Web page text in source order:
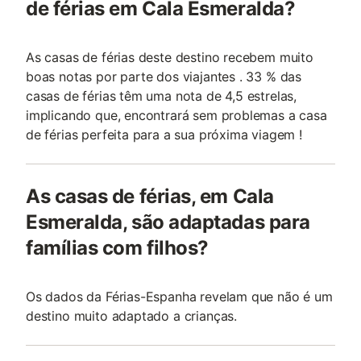
de férias em Cala Esmeralda?
As casas de férias deste destino recebem muito
boas notas por parte dos viajantes . 33 % das
casas de férias têm uma nota de 4,5 estrelas,
implicando que, encontrará sem problemas a casa
de férias perfeita para a sua próxima viagem !
As casas de férias, em Cala
Esmeralda, são adaptadas para
famílias com filhos?
Os dados da Férias-Espanha revelam que não é um
destino muito adaptado a crianças.